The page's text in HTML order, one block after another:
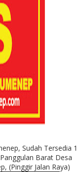
Sudah Tersedia 1
Barat Desa
(Pinggir Jalan Raya)